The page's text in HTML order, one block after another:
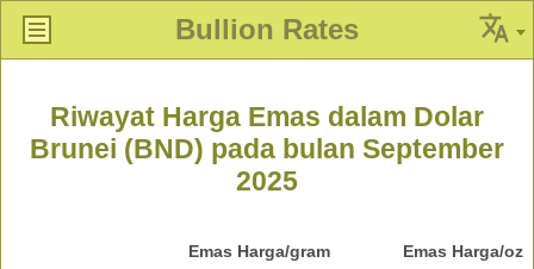
Bullion Rates
Riwayat Harga Emas dalam Dolar
Brunei (BND) pada bulan September
2025
Emas Harga/gram Emas Harga/oz